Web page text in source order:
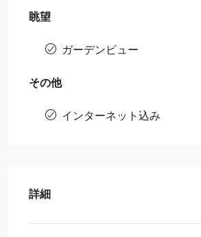
眺望
ガーデンビュー
その他
インターネット込み
詳細